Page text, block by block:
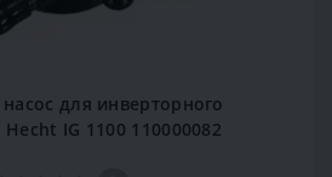
для инверторного
Hecht IG 1100 110000082